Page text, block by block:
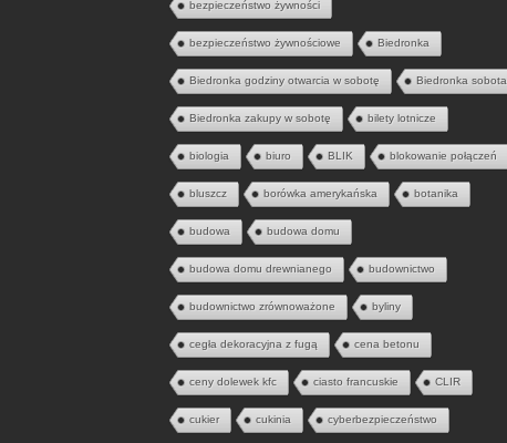
bezpieczeństwo żywności
bezpieczeństwo żywnościowe Biedronka
Biedronka godziny otwarcia w sobotę Biedronka sobota
Biedronka zakupy w sobotę bilety lotnicze
biologia biuro BLIK blokowanie połączeń
bluszcz borówka amerykańska botanika
budowa budowa domu
budowa domu drewnianego budownictwo
budownictwo zrównoważone byliny
cegła dekoracyjna z fugą cena betonu
ceny dolewek kfc ciasto francuskie CLIR
cukier cukinia cyberbezpieczeństwo